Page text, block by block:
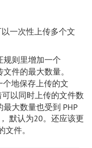
一次性上传多个文
规则里增加一个
件的最大数量。
地保存上传的文
以同时上传的文件数
大数量也受到 PHP
默认为20。还应该更
件。